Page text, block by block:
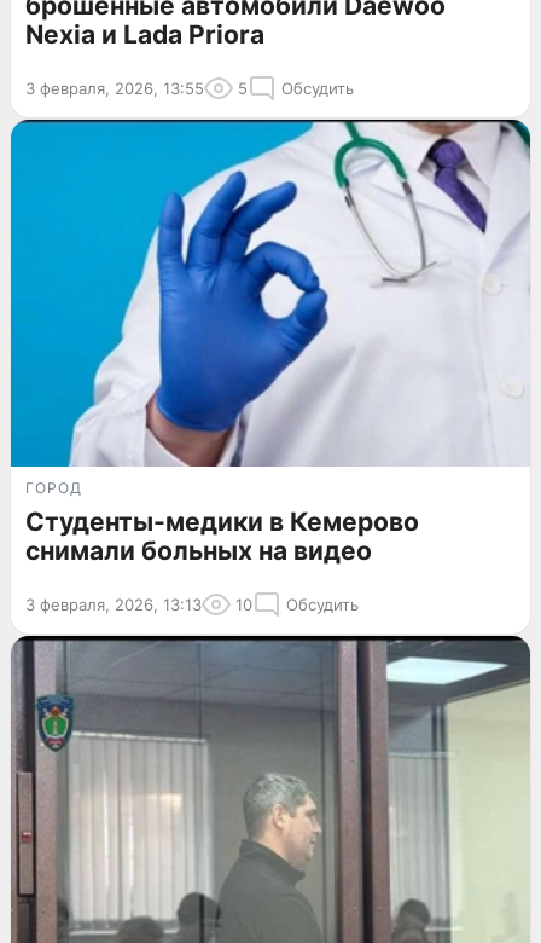
Nexia и Lada Priora
3 февраля, 2026, 13:55 5 Обсудить
ГОРОД
Студенты-медики в Кемерово
снимали больных на видео
3 февраля, 2026, 13:13 10 Обсудить